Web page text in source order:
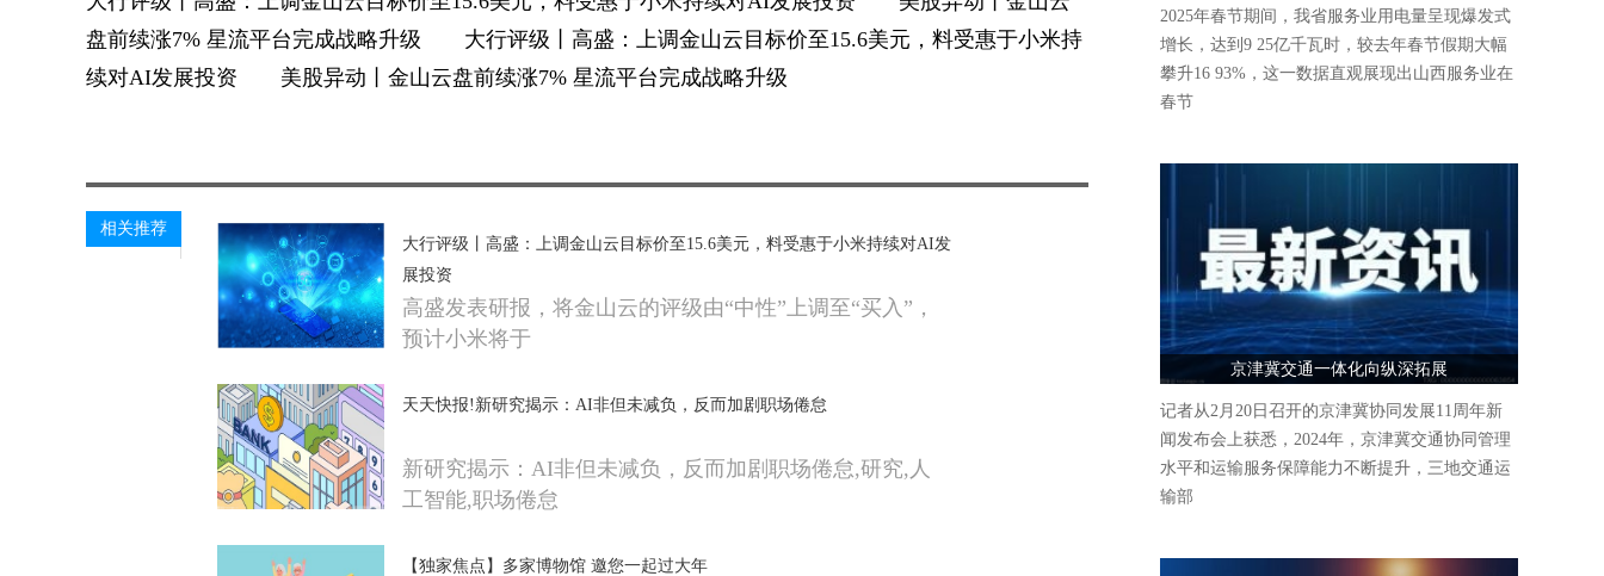
盘前续涨7% 星流平台完成战略升级 大行评级丨高盛：上调金山云目标价至15.6美元，料受惠于小米持
续对AI发展投资 美股异动丨金山云盘前续涨7% 星流平台完成战略升级
相关推荐
大行评级丨高盛：上调金山云目标价至15.6美元，料受惠于小米持续对AI发
展投资
高盛发表研报，将金山云的评级由“中性”上调至“买入”，
预计小米将于
天天快报!新研究揭示：AI非但未减负，反而加剧职场倦怠
新研究揭示：AI非但未减负，反而加剧职场倦怠,研究,人
工智能,职场倦怠
【独家焦点】多家博物馆 邀您一起过大年
人气爆棚
2025年春节期间，我省服务业用电量呈现爆发式
增长，达到9 25亿千瓦时，较去年春节假期大幅
攀升16 93%，这一数据直观展现出山西服务业在
春节
京津冀交通一体化向纵深拓展
记者从2月20日召开的京津冀协同发展11周年新
闻发布会上获悉，2024年，京津冀交通协同管理
水平和运输服务保障能力不断提升，三地交通运
输部